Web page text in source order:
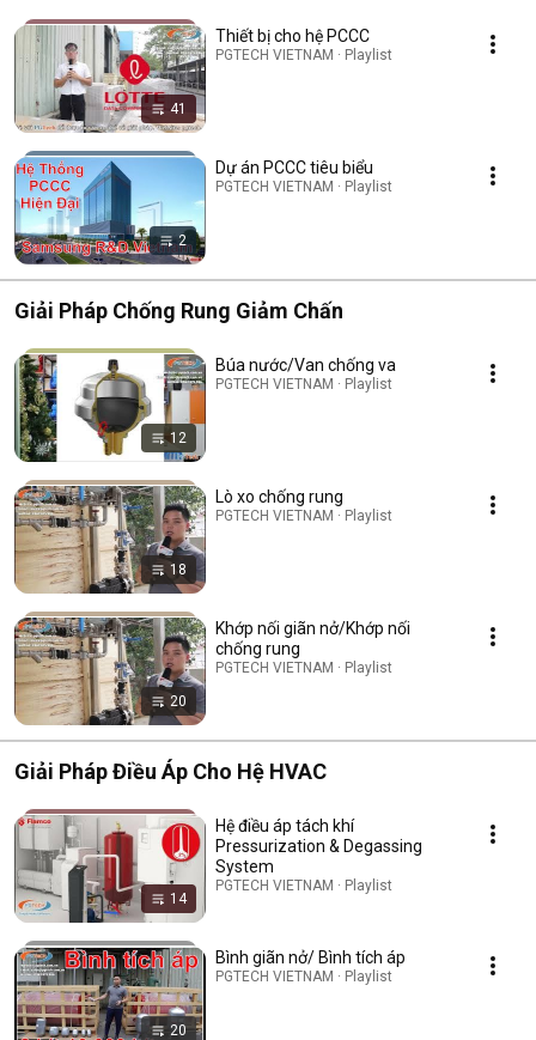
41
Thiết bị cho hệ PCCC
PGTECH VIETNAM · Playlist
2
Dự án PCCC tiêu biểu
PGTECH VIETNAM · Playlist
Giải Pháp Chống Rung Giảm Chấn
12
Búa nước/Van chống va
PGTECH VIETNAM · Playlist
18
Lò xo chống rung
PGTECH VIETNAM · Playlist
20
Khớp nối giãn nở/Khớp nối
chống rung
PGTECH VIETNAM · Playlist
Giải Pháp Điều Áp Cho Hệ HVAC
14
Hệ điều áp tách khí
Pressurization & Degassing
System
PGTECH VIETNAM · Playlist
20
Bình giãn nở/ Bình tích áp
PGTECH VIETNAM · Playlist